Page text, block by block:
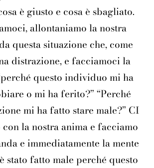
è giusto e cosa è sbagliato.
allontaniamo la nostra
questa situazione che, come
distrazione, e facciamoci la
questo individuo mi ha
o mi ha ferito?” “Perché
mi ha fatto stare male?” CI
la nostra anima e facciamo
e immediatamente la mente
stato fatto male perché questo